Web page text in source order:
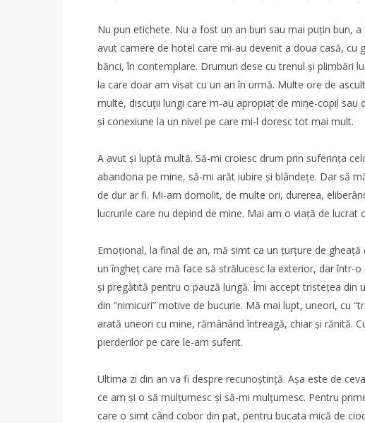
Nu pun etichete. Nu a fost un an bun sau mai puțin bun,
avut camere de hotel care mi-au devenit a doua casă, cu
bănci, în contemplare. Drumuri dese cu trenul și plimbări
la care doar am visat cu un an în urmă. Multe ore de
multe, discuții lungi care m-au apropiat de mine-copil sau
și conexiune la un nivel pe care mi-l doresc tot mai mult.
A avut și luptă multă. Să-mi croiesc drum prin suferința
abandona pe mine, să-mi arăt iubire și blândețe. Dar să
de dur ar fi. Mi-am domolit, de multe ori, durerea,
lucrurile care nu depind de mine. Mai am o viață de lucrat
Emoțional, la final de an, mă simt ca un țurțure de
un îngheț care mă face să strălucesc la exterior, dar într-
și pregătită pentru o pauză lungă. Îmi accept tristețea din
din “nimicuri” motive de bucurie. Mă mai lupt, uneori, cu
arată uneori cu mine, rămânând întreagă, chiar și rănită.
pierderilor pe care le-am suferit.
Ultima zi din an va fi despre recunoștință. Așa este de
ce am și o să mulțumesc și să-mi mulțumesc. Pentru
care o simt când cobor din pat, pentru bucata mică de